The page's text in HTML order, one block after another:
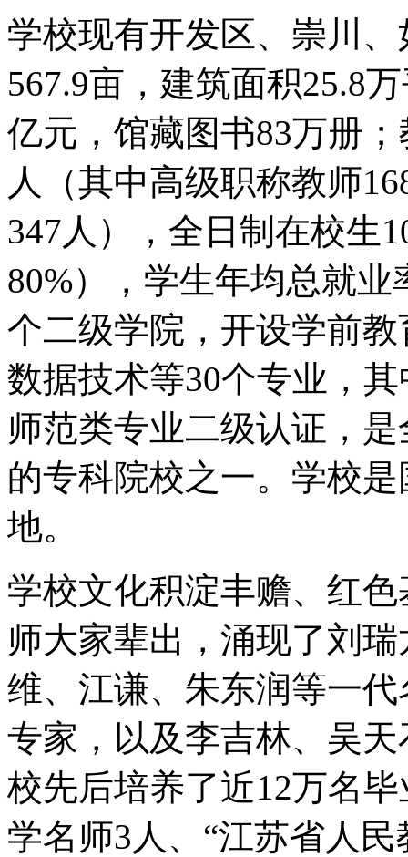
学校现有开发区、崇川
567.9亩，建筑面积25.8
亿元，馆藏图书83万册
人（其中高级职称教师
347人），全日制在校生
80%），学生年均总就
个二级学院，开设学前
数据技术等30个专业，
师范类专业二级认证，
的专科院校之一。学校
地。
学校文化积淀丰赡、红
师大家辈出，涌现了刘
维、江谦、朱东润等一
专家，以及李吉林、吴
校先后培养了近12万名
学名师3人、“江苏省人